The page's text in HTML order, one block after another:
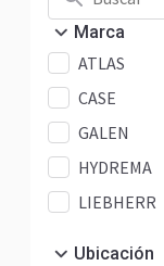
Marca
ATLAS
CASE
GALEN
HYDREMA
LIEBHERR
Ubicación